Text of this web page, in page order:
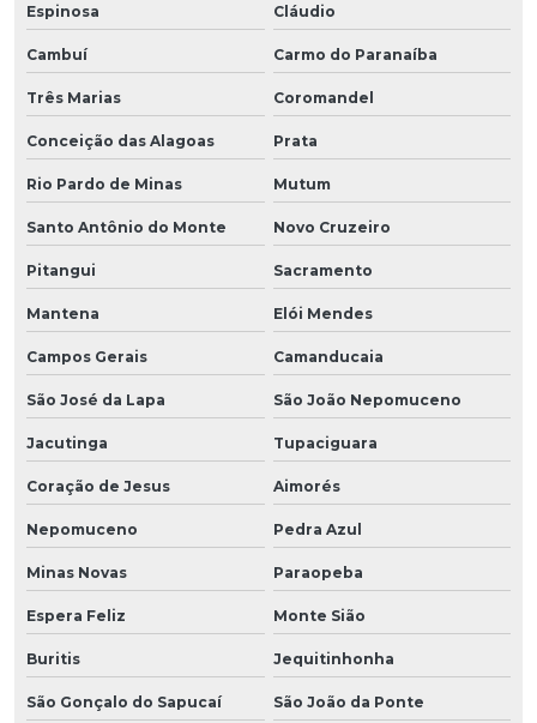
Espinosa Cláudio
Cambuí Carmo do Paranaíba
Três Marias Coromandel
Conceição das Alagoas Prata
Rio Pardo de Minas Mutum
Santo Antônio do Monte Novo Cruzeiro
Pitangui Sacramento
Mantena Elói Mendes
Campos Gerais Camanducaia
São José da Lapa São João Nepomuceno
Jacutinga Tupaciguara
Coração de Jesus Aimorés
Nepomuceno Pedra Azul
Minas Novas Paraopeba
Espera Feliz Monte Sião
Buritis Jequitinhonha
São Gonçalo do Sapucaí São João da Ponte